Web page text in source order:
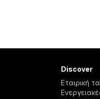
Discover
Εταιρική